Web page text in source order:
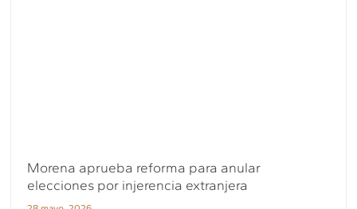
Morena aprueba reforma para anular
elecciones por injerencia extranjera